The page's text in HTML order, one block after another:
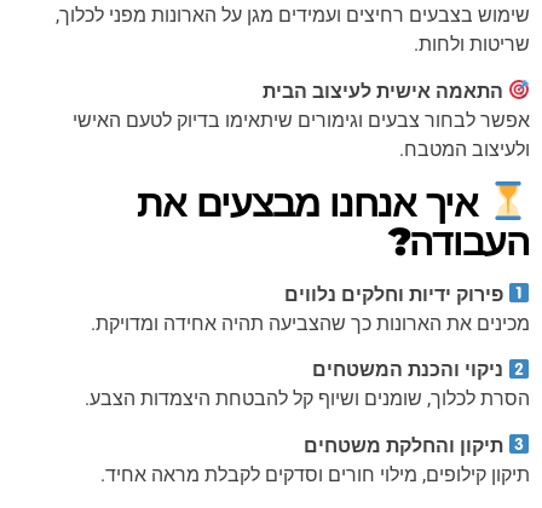
שימוש בצבעים רחיצים ועמידים מגן על הארונות מפני לכלוך,
שריטות ולחות.
התאמה אישית לעיצוב הבית
אפשר לבחור צבעים וגימורים שיתאימו בדיוק לטעם האישי
ולעיצוב המטבח.
איך אנחנו מבצעים את
העבודה?
פירוק ידיות וחלקים נלווים
מכינים את הארונות כך שהצביעה תהיה אחידה ומדויקת.
ניקוי והכנת המשטחים
הסרת לכלוך, שומנים ושיוף קל להבטחת היצמדות הצבע.
תיקון והחלקת משטחים
תיקון קילופים, מילוי חורים וסדקים לקבלת מראה אחיד.